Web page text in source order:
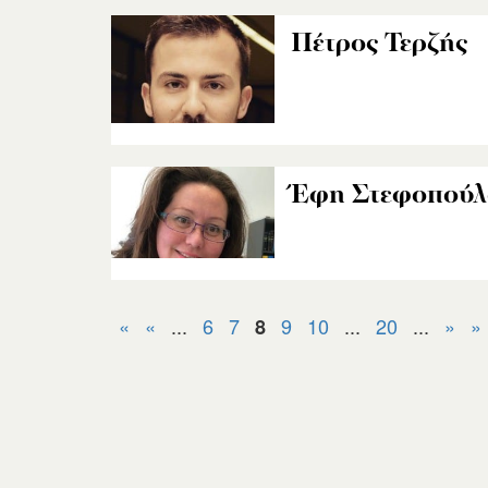
Πέτρος Τερζής
Έφη
« « ... 6 7 8 9 10 ... 20 ... » »